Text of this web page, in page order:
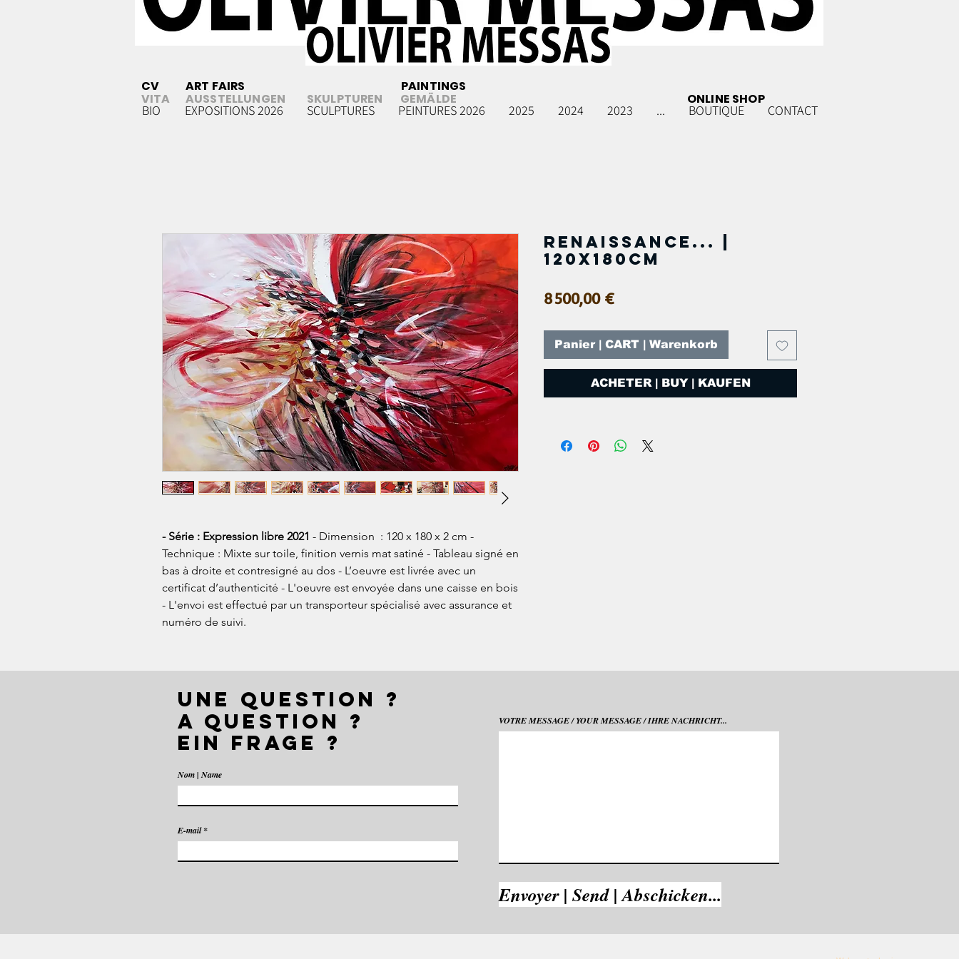
BIO EXPOSITIONS 2026 SCULPTURES PEINTURES 2026 2025 2024 2023 ... BOUTIQUE CONTACT
SKULPTUREN
ART FAIRS
AUSSTELLUNGEN
PAINTINGS
GEMÄLDE ONLINE SHOP
CV
VITA
- Série : Expression libre 2021 - Dimension : 120 x 180 x 2 cm -
Technique : Mixte sur toile, finition vernis mat satiné - Tableau signé en
bas à droite et contresigné au dos - L’oeuvre est livrée avec un
certificat d’authenticité - L'oeuvre est envoyée dans une caisse en bois
- L'envoi est effectué par un transporteur spécialisé avec assurance et
numéro de suivi.
Renaissance... |
120x180cm
8 500,00 €Prix
Panier | CART | Warenkorb
ACHETER | BUY | KAUFEN
EIN FRAGE ?
UNE QUESTION ?
A QUESTION ?
Nom | Name
E-mail
VOTRE MESSAGE / YOUR MESSAGE / IHRE NACHRICHT...
Envoyer | Send | Abschicken...